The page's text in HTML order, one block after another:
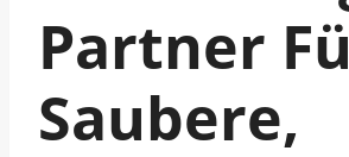
Partner
Saubere,